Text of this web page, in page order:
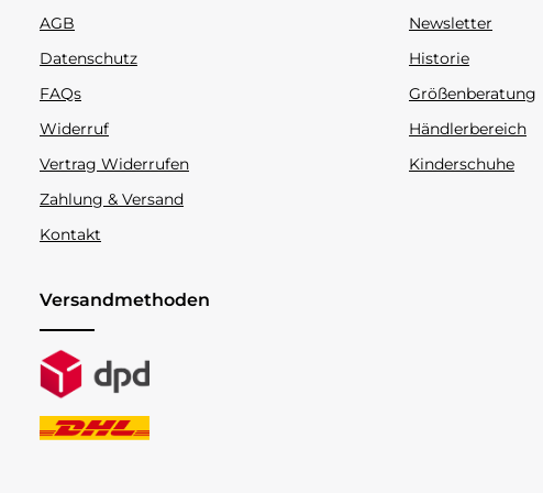
AGB
Datenschutz
FAQs
Widerruf
Vertrag Widerrufen
Zahlung & Versand
Kontakt
Newsletter
Historie
Größenberatung
Händlerbereich
Kinderschuhe
Versandmethoden